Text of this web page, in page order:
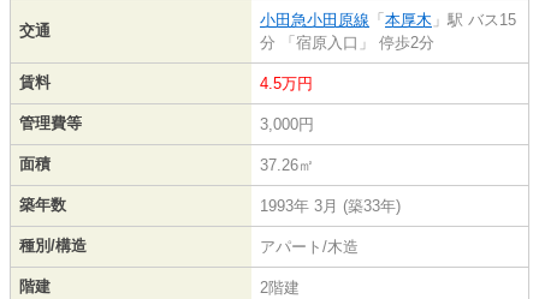
交通
小田急小田原線 「 本厚木 」駅 バス15
分 「宿原入口」 停歩2分
賃料 4.5万円
管理費等 3,000円
面積 37.26㎡
築年数 1993年 3月 (築33年)
種別/構造 アパート/木造
階建 2階建